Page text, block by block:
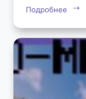
Подробнее